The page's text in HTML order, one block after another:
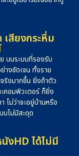
สียงกระหึ่ม
บนระบบที่รองรับ
งชัดเจน ทั้งราย
ริงมากขึ้น ยิ่งถ้าตัว
คอมพิวเตอร์ ก็ยิ่ง
ไม่ว่าจะอยู่บ้านหรือ
ไม่มีสะดุด
งHD ได้ไม่มี